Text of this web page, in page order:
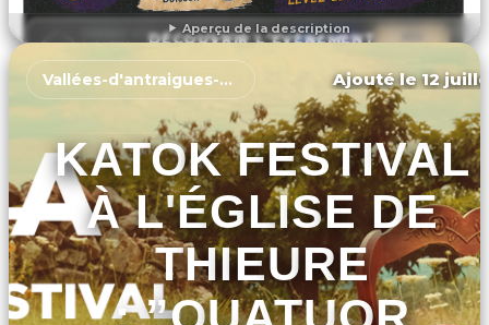
Aperçu de la description
DÉCOUVRIR L'ÉVÉNEMENT
Vallées-d'antraigues-asperjoc Ajouté le 12
KATOK FESTIVAL
À L'ÉGLISE DE
THIEURE